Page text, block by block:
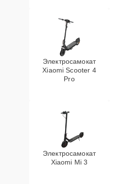
Электросамокат
Xiaomi Scooter 4
Pro
Электросамокат
Xiaomi Mi 3